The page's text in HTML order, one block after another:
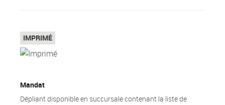
IMPRIMÉ
Mandat
Dépliant disponible en succursale contenant la liste de